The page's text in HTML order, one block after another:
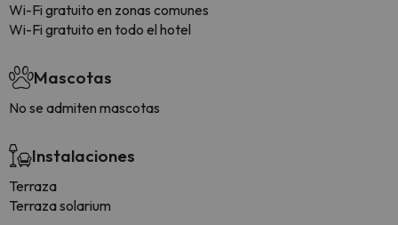
Wi-Fi gratuito en zonas comunes
Wi-Fi gratuito en todo el hotel
Mascotas
No se admiten mascotas
Instalaciones
Terraza
Terraza solarium